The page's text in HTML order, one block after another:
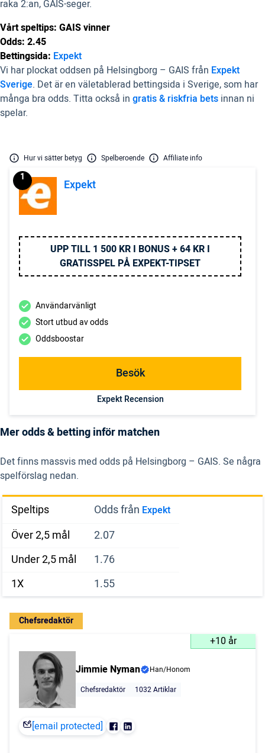
raka 2:an, GAIS-seger.
Vårt speltips: GAIS vinner
Odds: 2.45
Bettingsida: Expekt
Vi har plockat oddsen på Helsingborg – GAIS från Expekt
Sverige. Det är en väletablerad bettingsida i Sverige, som har
många bra odds. Titta också in gratis & riskfria bets innan ni
spelar.
Hur vi sätter betyg Spelberoende Affiliate info
Expekt
1
UPP TILL 1 500 KR I BONUS + 64 KR I
GRATISSPEL PÅ EXPEKT-TIPSET
Användarvänligt
Stort utbud av odds
Oddsboostar
Besök
Expekt Recension
Mer odds & betting inför matchen
Det finns massvis med odds på Helsingborg – GAIS. Se några
spelförslag nedan.
Speltips Odds från Expekt
Över 2,5 mål
2.07
Under 2,5 mål
1.76
1X
1.55
Chefsredaktör
+10 år
Jimmie Nyman
Han/Honom
Chefsredaktör
1032 Artiklar
[email protected]